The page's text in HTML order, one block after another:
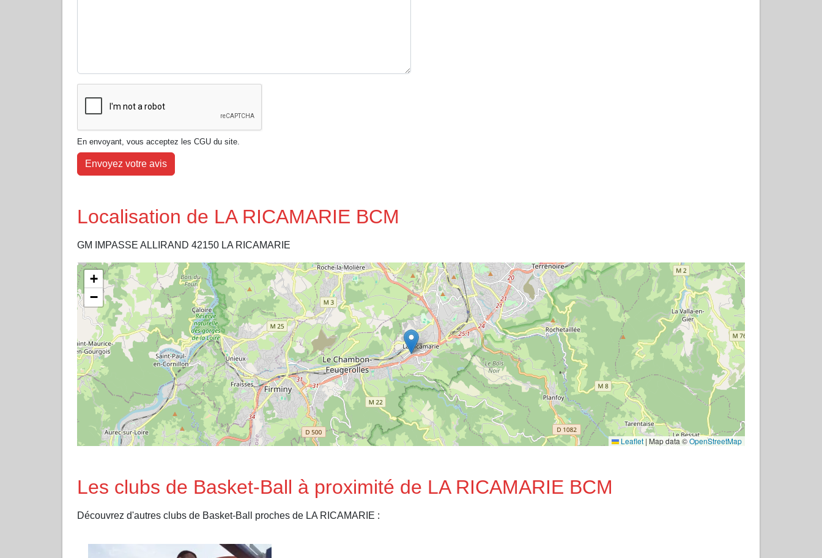
En envoyant, vous acceptez les CGU du site.
Envoyez votre avis
Localisation de LA RICAMARIE BCM
GM IMPASSE ALLIRAND 42150 LA RICAMARIE
+
−
Leaflet | Map data ©OpenStreetMap
Les clubs de Basket-Ball à proximité de LA RICAMARIE BCM
Découvrez d'autres clubs de Basket-Ball proches de LA RICAMARIE :